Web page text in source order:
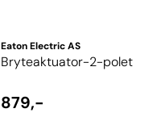
Eaton Electric AS
Bryteaktuator-2-polet
879,-